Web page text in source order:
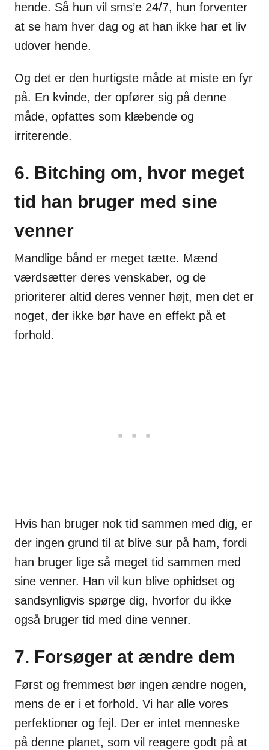
hende. Så hun vil sms’e 24/7, hun forventer
at se ham hver dag og at han ikke har et liv
udover hende.
Og det er den hurtigste måde at miste en fyr
på. En kvinde, der opfører sig på denne
måde, opfattes som klæbende og
irriterende.
6. Bitching om, hvor meget
tid han bruger med sine
venner
Mandlige bånd er meget tætte. Mænd
værdsætter deres venskaber, og de
prioriterer altid deres venner højt, men det er
noget, der ikke bør have en effekt på et
forhold.
Hvis han bruger nok tid sammen med dig, er
der ingen grund til at blive sur på ham, fordi
han bruger lige så meget tid sammen med
sine venner. Han vil kun blive ophidset og
sandsynligvis spørge dig, hvorfor du ikke
også bruger tid med dine venner.
7. Forsøger at ændre dem
Først og fremmest bør ingen ændre nogen,
mens de er i et forhold. Vi har alle vores
perfektioner og fejl. Der er intet menneske
på denne planet, som vil reagere godt på at